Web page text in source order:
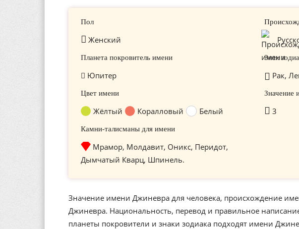
Пол
Женский
Планета покровитель имени
Юпитер
Знак
Рак,
Цвет имени
Жёлтый Коралловый Белый
Значение
3
Камни-талисманы для имени
Мрамор, Молдавит, Оникс, Перидот,
Дымчатый Кварц, Шпинель.
Значение имени Джиневра для человека, происхождение
Джиневра. Национальность, перевод и правильное
планеты покровители и знаки зодиака подходят имени